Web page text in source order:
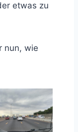
etwas zu
nun, wie